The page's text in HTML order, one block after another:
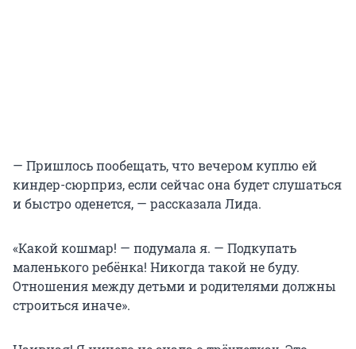
— Пришлось пообещать, что вечером куплю ей
киндер-сюрприз, если сейчас она будет слушаться
и быстро оденется, — рассказала Лида.
«Какой кошмар! — подумала я. — Подкупать
маленького ребёнка! Никогда такой не буду.
Отношения между детьми и родителями должны
строиться иначе».